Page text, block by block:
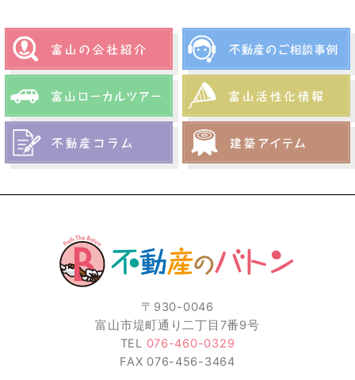
〒930-0046
富山市堤町通り二丁目7番9号
TEL 076-460-0329
FAX 076-456-3464